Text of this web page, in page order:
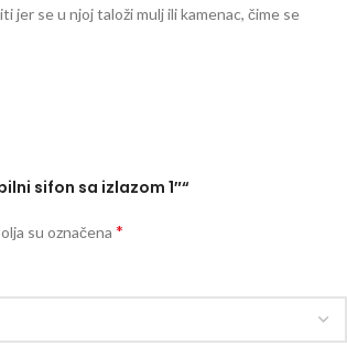
se u njoj taloži mulj ili kamenac, čime se
sifon sa izlazom 1″“
su označena *